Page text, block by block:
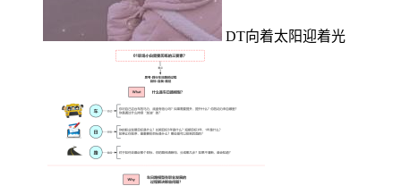
DT向着太阳迎着光